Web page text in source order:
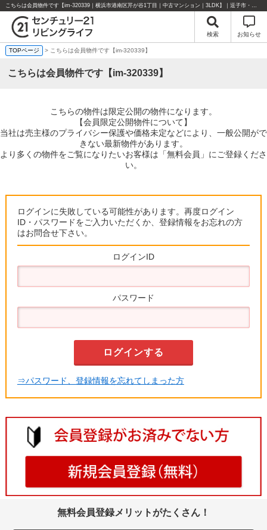
こちらは会員物件です【im-320339｜横浜市港南区芹が谷1丁目｜中古マンション｜3LDK】｜逗子市・葉山町・湘南エリアの不動産のことならセンチュリー21リビングライフにお任せください！
検索 お知らせ
TOPページ > こちらは会員物件です【im-320339】
こちらは会員物件です【im-320339】
こちらの物件は限定公開の物件になります。
【会員限定公開物件について】
当社は売主様のプライバシー保護や価格未定などにより、一般公開がで
きない最新物件があります。
より多くの物件をご覧になりたいお客様は「無料会員」にご登録くださ
い。
ログインに失敗している可能性があります。再度ログイン
ID・パスワードをご入力いただくか、登録情報をお忘れの方
はお問合せ下さい。
ログインID
パスワード
⇒パスワード、登録情報を忘れてしまった方
無料会員登録メリットがたくさん！